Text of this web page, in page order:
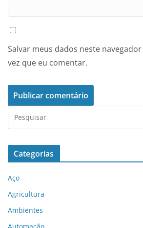
Salvar meus dados neste
vez que eu comentar.
Categorias
Aço
Agricultura
Ambientes